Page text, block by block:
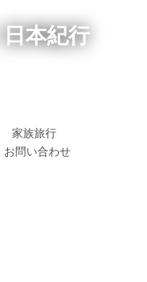
日本紀行
家族旅行
お問い合わせ